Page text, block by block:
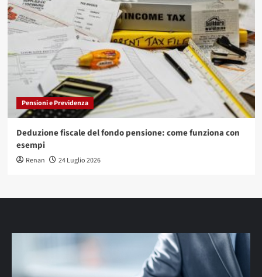
Pensioni e Previdenza
Deduzione fiscale del fondo pensione: come funziona con
esempi
Renan 24 Luglio 2026